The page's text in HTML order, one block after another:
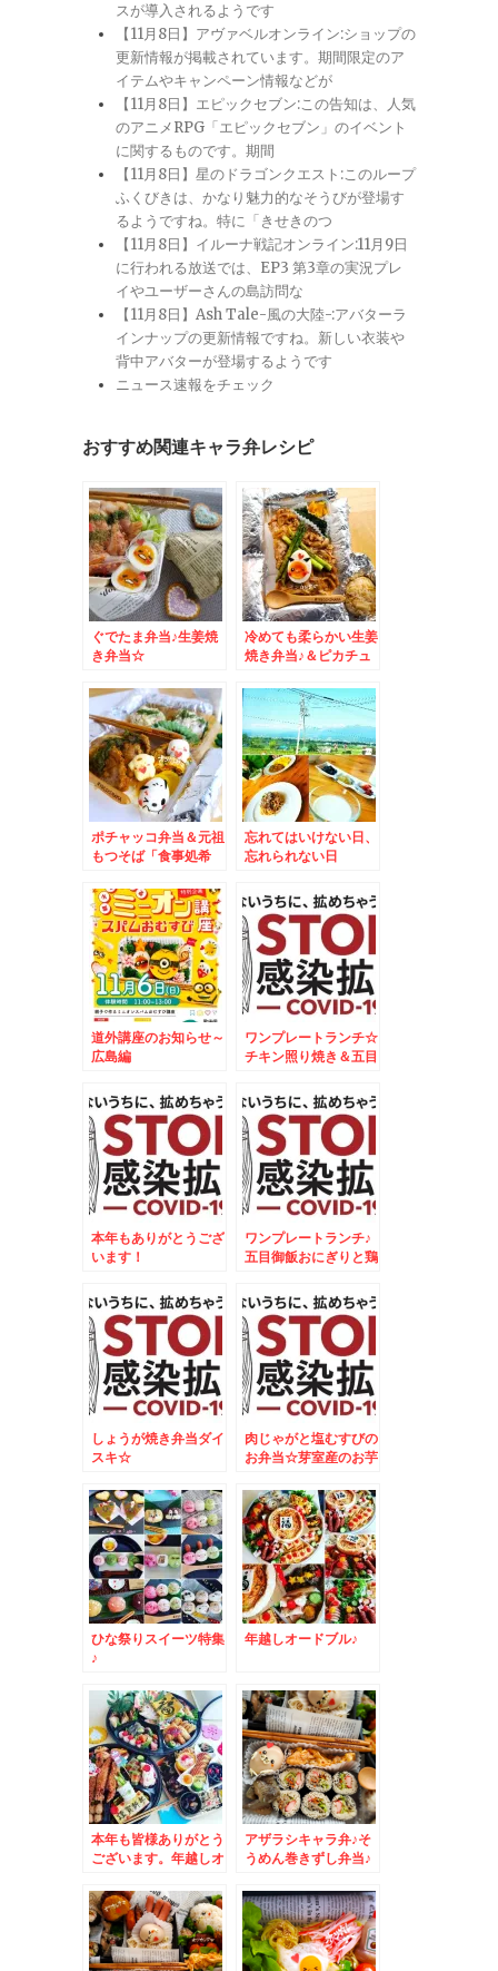
スが導入されるようです
【11月8日】アヴァベルオンライン:ショップの
更新情報が掲載されています。期間限定のア
イテムやキャンペーン情報などが
【11月8日】エピックセブン:この告知は、人気
のアニメRPG「エピックセブン」のイベント
に関するものです。期間
【11月8日】星のドラゴンクエスト:このループ
ふくびきは、かなり魅力的なそうびが登場す
るようですね。特に「きせきのつ
【11月8日】イルーナ戦記オンライン:11月9日
に行われる放送では、EP3 第3章の実況プレ
イやユーザーさんの島訪問な
【11月8日】Ash Tale-風の大陸-:アバターラ
インナップの更新情報ですね。新しい衣装や
背中アバターが登場するようです
ニュース速報をチェック
おすすめ関連キャラ弁レシピ
ぐでたま弁当♪生姜焼
き弁当☆
冷めても柔らかい生姜
焼き弁当♪＆ピカチュ
渋谷店♪あぁシュラス
コ堪能♪
ポチャッコ弁当＆元祖
もつそば「食事処希
つそば」激ウマっ(*
´艸`*)
忘れてはいけない日、
忘れられない日
道外講座のお知らせ～
広島編
ワンプレートランチ☆
チキン照り焼き＆五目
ート☆
本年もありがとうござ
います！
ワンプレートランチ♪
五目御飯おにぎりと鶏
しょうが焼き弁当ダイ
スキ☆
肉じゃがと塩むすびの
お弁当☆芽室産のお芋
～＾＾
ひな祭りスイーツ特集
♪
年越しオードブル♪
本年も皆様ありがとう
ございます。年越しオ
アザラシキャラ弁♪そ
うめん巻きずし弁当♪